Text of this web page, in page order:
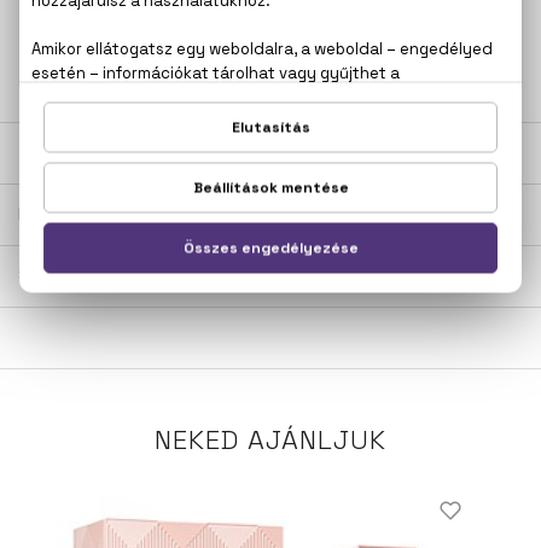
20 267 5125
LEÍRÁS
ÉRTÉKELÉSEK (0)
SZÁLLÍTÁS
NEKED AJÁNLJUK